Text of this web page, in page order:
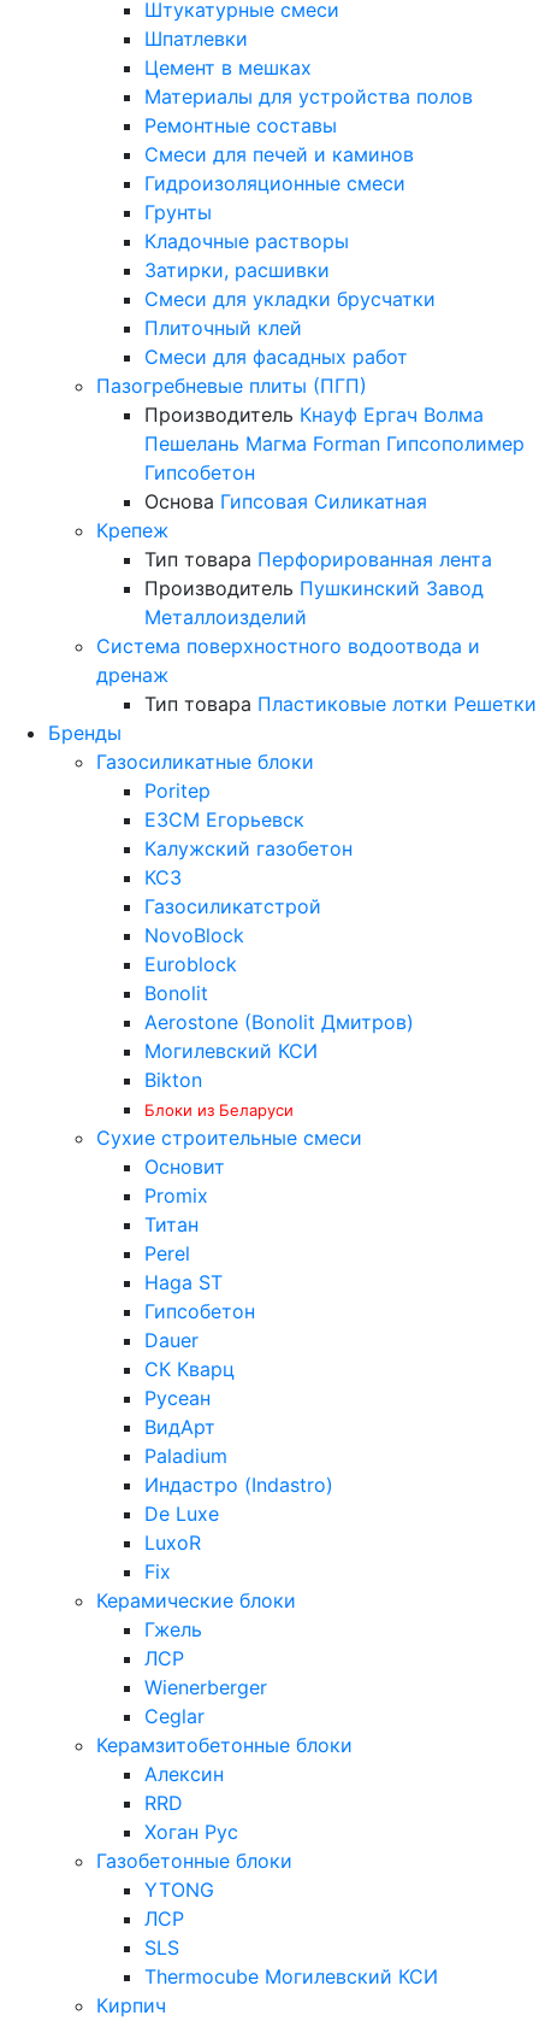
Штукатурные смеси
Шпатлевки
Цемент в мешках
Материалы для устройства полов
Ремонтные составы
Смеси для печей и каминов
Гидроизоляционные смеси
Грунты
Кладочные растворы
Затирки, расшивки
Смеси для укладки брусчатки
Плиточный клей
Смеси для фасадных работ
Пазогребневые плиты (ПГП)
Производитель Кнауф Ергач Волма
Пешелань Магма Forman Гипсополимер
Гипсобетон
Основа Гипсовая Силикатная
Крепеж
Тип товара Перфорированная лента
Производитель Пушкинский Завод
Металлоизделий
Система поверхностного водоотвода и
дренаж
Тип товара Пластиковые лотки Решетки
Бренды
Газосиликатные блоки
Poritep
ЕЗСМ Егорьевск
Калужский газобетон
КСЗ
Газосиликатстрой
NovoBlock
Euroblock
Bonolit
Aerostone (Bonolit Дмитров)
Могилевский КСИ
Bikton
Блоки из Беларуси
Сухие строительные смеси
Основит
Promix
Титан
Perel
Haga ST
Гипсобетон
Dauer
СК Кварц
Русеан
ВидАрт
Paladium
Индастро (Indastro)
De Luxe
LuxoR
Fix
Керамические блоки
Гжель
ЛСР
Wienerberger
Ceglar
Керамзитобетонные блоки
Алексин
RRD
Хоган Рус
Газобетонные блоки
YTONG
ЛСР
SLS
Thermocube Могилевский КСИ
Кирпич